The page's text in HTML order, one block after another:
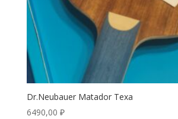
Dr.Neubauer Matador Texa
6490,00 ₽